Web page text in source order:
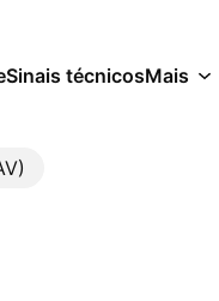
Sinais técnicosMais